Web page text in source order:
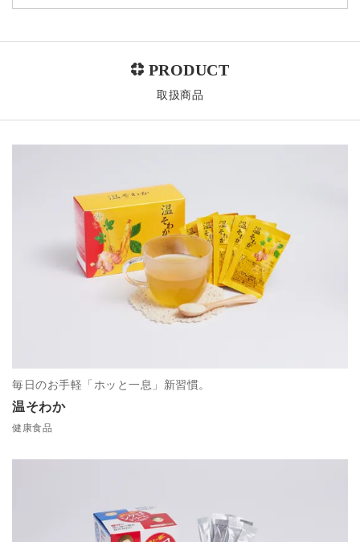
取扱商品
温そわか
毎日のお手軽「ホッと一息」新習慣。
健康食品